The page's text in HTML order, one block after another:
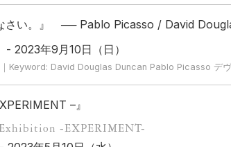
なさい。』 ── Pablo Picasso / David
2023年9月10日（日）
Keyword: David Douglas Duncan Pablo Picasso デ
–』
-EXPERIMENT-